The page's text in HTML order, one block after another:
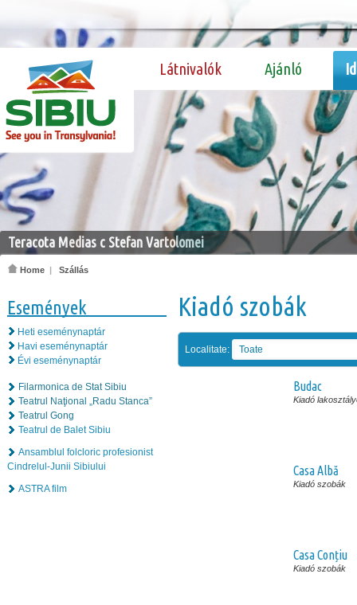
Látnivalók Ajánló
Teracota Medias c Stefan Vartolomei
Home | Szállás
Események
Heti eseménynaptár
Havi eseménynaptár
Évi eseménynaptár
Filarmonica de Stat Sibiu
Teatrul Naţional „Radu Stanca”
Teatrul Gong
Teatrul de Balet Sibiu
Ansamblul folcloric profesionist
Cindrelul-Junii Sibiului
ASTRA film
Kiadó szobák
Localitate: Toate
Budac
Kiadó
Casa Albă
Kiadó szobák
Casa Conțiu
Kiadó szobák